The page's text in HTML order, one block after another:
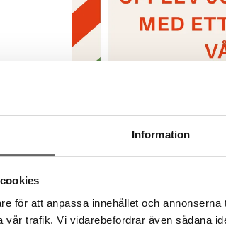
Information
för att anpassa innehållet och
vår trafik. Vi vidarebefordrar även sådana
kväll fylld
vid